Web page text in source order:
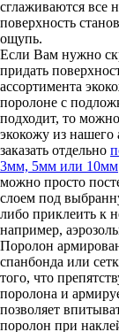
сглаживаются все
поверхность
ощупь.
Если Вам нужно
придать
ассортимента
поролоне с
подходит, то
экокожу из нашего
заказать отдельно
3мм, 5мм или 10мм
можно просто
слоем под
либо приклеить к
например,
Поролон
спанбонда или
того, что
поролона и
позволяет
поролон при